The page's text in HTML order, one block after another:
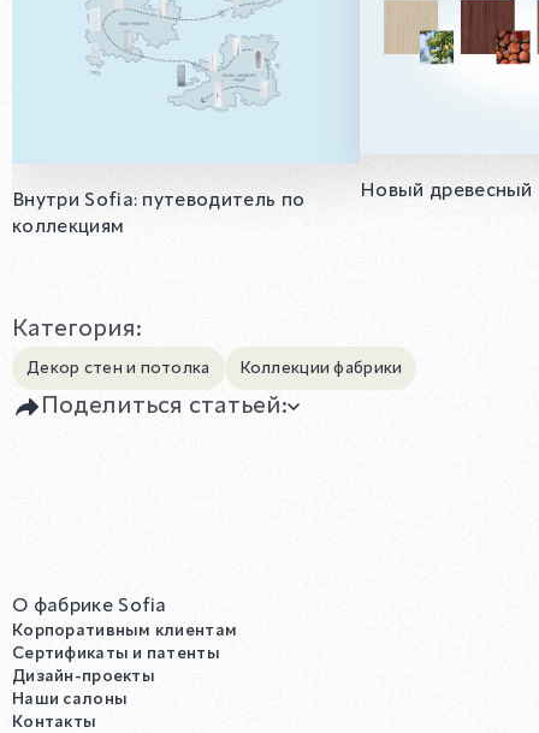
Внутри Sofia: путеводитель по
коллекциям
Новый древесный
Категория:
Декор стен и потолка Коллекции фабрики
Поделиться статьей:
О фабрике Sofia
Корпоративным клиентам
Сертификаты и патенты
Дизайн-проекты
Наши салоны
Контакты